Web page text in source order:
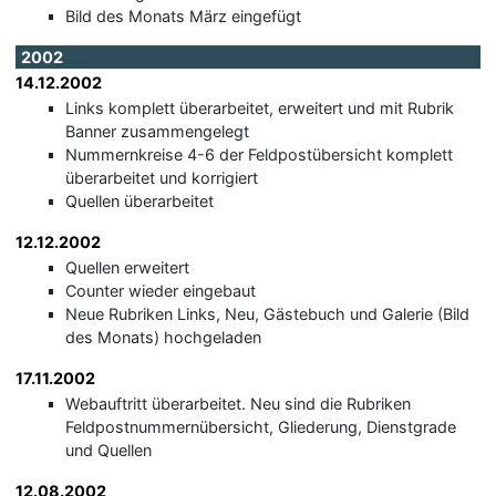
Bild des Monats März eingefügt
2002
14.12.2002
Links komplett überarbeitet, erweitert und mit Rubrik
Banner zusammengelegt
Nummernkreise 4-6 der Feldpostübersicht komplett
überarbeitet und korrigiert
Quellen überarbeitet
12.12.2002
Quellen erweitert
Counter wieder eingebaut
Neue Rubriken Links, Neu, Gästebuch und Galerie (Bild
des Monats) hochgeladen
17.11.2002
Webauftritt überarbeitet. Neu sind die Rubriken
Feldpostnummernübersicht, Gliederung, Dienstgrade
und Quellen
12.08.2002